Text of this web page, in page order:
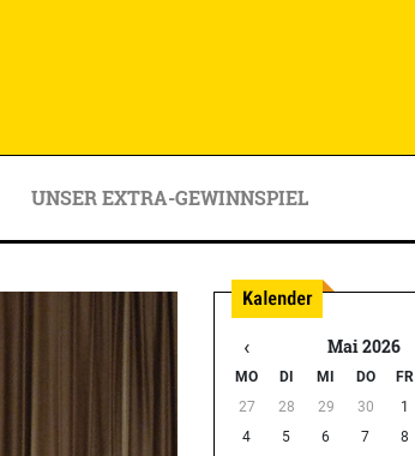
UNSER EXTRA-GEWINNSPIEL
‹ Mai 2026
MO DI MI DO FR
27
28 29 30 1
4
5 6 7 8